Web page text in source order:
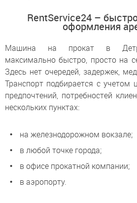
RentService24 –
оформления
Машина на прокат в
максимально быстро, просто на
Здесь нет очередей, задержек,
Транспорт подбирается с учетом
предпочтений, потребностей
нескольких пунктах:
на железнодорожном вокзале;
в любой точке города;
в офисе прокатной компании;
в аэропорту.